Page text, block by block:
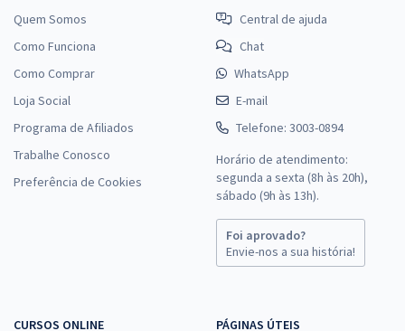
Quem Somos
Como Funciona
Como Comprar
Loja Social
Programa de Afiliados
Trabalhe Conosco
Preferência de Cookies
Central de ajuda
Chat
WhatsApp
E-mail
Telefone: 3003-0894
Horário de atendimento:
segunda a sexta (8h às 20h),
sábado (9h às 13h).
Foi aprovado?
Envie-nos a sua história!
CURSOS ONLINE PÁGINAS ÚTEIS